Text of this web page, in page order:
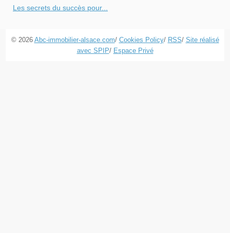
Les secrets du succès pour...
© 2026 Abc-immobilier-alsace.com/ Cookies Policy/ RSS/ Site réalisé
avec SPIP/ Espace Privé